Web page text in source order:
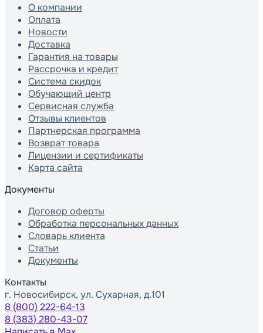
О компании
Оплата
Новости
Доставка
Гарантия на товары
Рассрочка и кредит
Система скидок
Обучающий центр
Сервисная служба
Отзывы клиентов
Партнерская программа
Возврат товара
Лицензии и сертификаты
Карта сайта
Документы
Договор оферты
Обработка персональных данных
Словарь клиента
Статьи
Документы
Контакты
г. Новосибирск, ул. Сухарная, д.101
8 (800) 222-64-13
8 (383) 280-43-07